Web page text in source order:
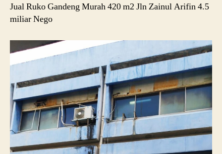
Jual Ruko Gandeng Murah 420 m2 Jln Zainul Arifin 4.5
miliar Nego